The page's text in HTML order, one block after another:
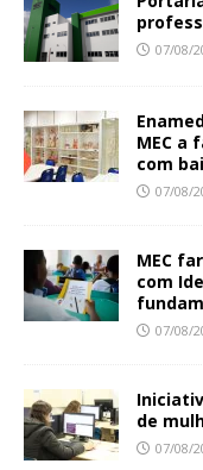
07/08/
MEC a
com
07/08/
MEC
com
07/08/
de
07/08/